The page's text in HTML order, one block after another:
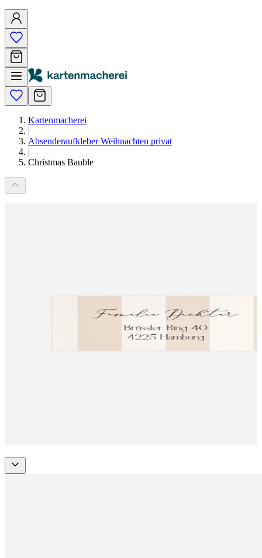
Kartenmacherei
|
Absenderaufkleber Weihnachten privat
|
Christmas Bauble